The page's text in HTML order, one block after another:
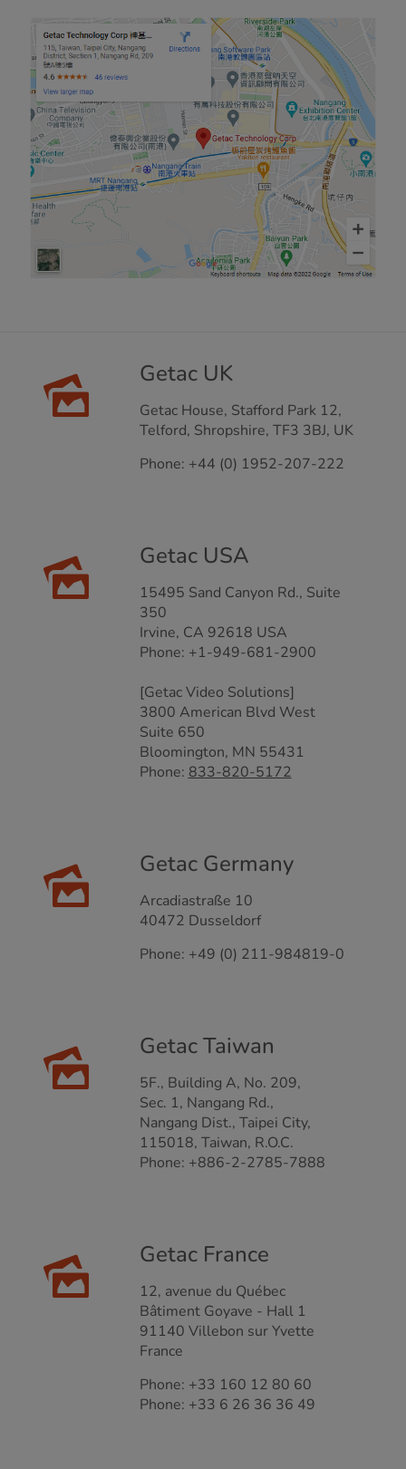
Getac UK
Getac House, Stafford Park 12,
Telford, Shropshire, TF3 3BJ, UK
Phone: +44 (0) 1952-207-222
Getac USA
15495 Sand Canyon Rd., Suite
350
Irvine, CA 92618 USA
Phone: +1-949-681-2900
[Getac Video Solutions]
3800 American Blvd West
Suite 650
Bloomington, MN 55431
Phone:833-820-5172
Getac Germany
Arcadiastraße 10
40472 Dusseldorf
Phone: +49 (0) 211-984819-0
Getac Taiwan
5F., Building A, No. 209,
Sec. 1, Nangang Rd.,
Nangang Dist., Taipei City,
115018, Taiwan, R.O.C.
Phone: +886-2-2785-7888
Getac France
12, avenue du Québec
Bâtiment Goyave - Hall 1
91140 Villebon sur Yvette
France
Phone: +33 160 12 80 60
Phone: +33 6 26 36 36 49